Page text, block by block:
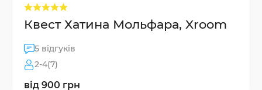
Квест Хатина Мольфара, Xroom
5 відгуків
2-4(7)
від 900 грн